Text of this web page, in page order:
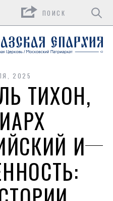
2025
ТИХОН,
И